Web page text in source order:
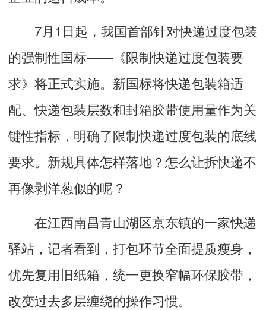
7月1日起，我国首部针对快递过度包装
的强制性国标——《限制快递过度包装要
求》将正式实施。新国标将快递包装箱适
配、快递包装层数和封箱胶带使用量作为关
键性指标，明确了限制快递过度包装的底线
要求。新规具体怎样落地？怎么让拆快递不
再像剥洋葱似的呢？
在江西南昌青山湖区京东镇的一家快递
驿站，记者看到，打包环节全面提质瘦身，
优先复用旧纸箱，统一更换窄幅环保胶带，
改变过去多层缠绕的操作习惯。